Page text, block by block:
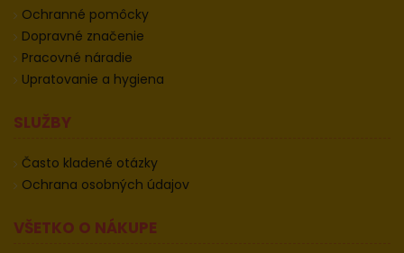
Ochranné pomôcky
Dopravné značenie
Pracovné náradie
Upratovanie a hygiena
SLUŽBY
Často kladené otázky
Ochrana osobných údajov
VŠETKO O NÁKUPE